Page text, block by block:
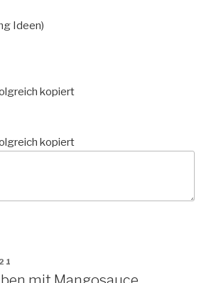
Ideen)
kopiert
kopiert